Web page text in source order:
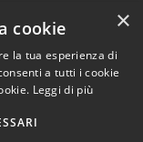
del sito
×
cookie
la tua esperienza di
a tutti i cookie
Leggi di più